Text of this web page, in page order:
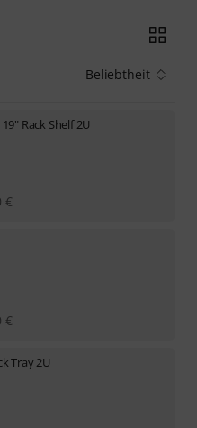
Beliebtheit
Rack Shelf 2U
€
€
Tray 2U